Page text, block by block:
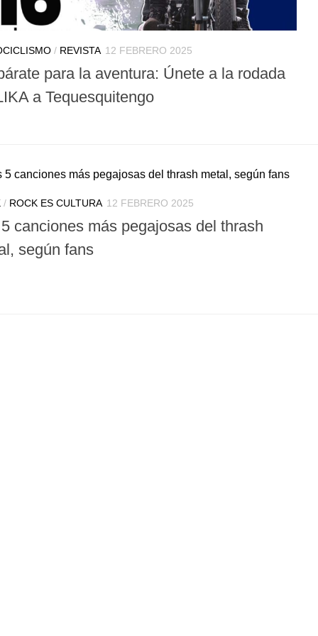
/ REVISTA 12 FEBRERO 2025
para la aventura: Únete a la rodada
a Tequesquitengo
/ ROCK ES CULTURA 12 FEBRERO 2025
canciones más pegajosas del thrash
según fans